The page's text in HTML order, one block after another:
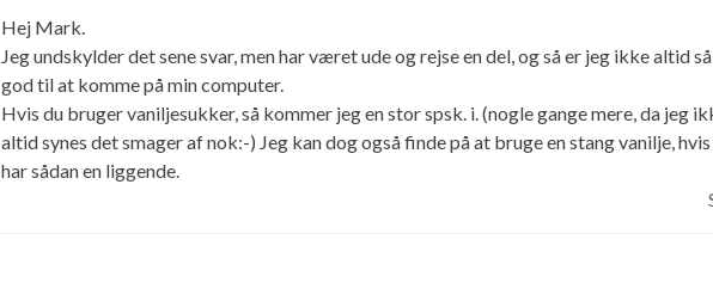
Hej Mark.
Jeg undskylder det sene svar, men har været ude og rejse en del, og så er jeg ikke altid så
god til at komme på min computer.
Hvis du bruger vaniljesukker, så kommer jeg en stor spsk. i. (nogle gange mere, da jeg
altid synes det smager af nok:-) Jeg kan dog også finde på at bruge en stang vanilje,
har sådan en liggende.